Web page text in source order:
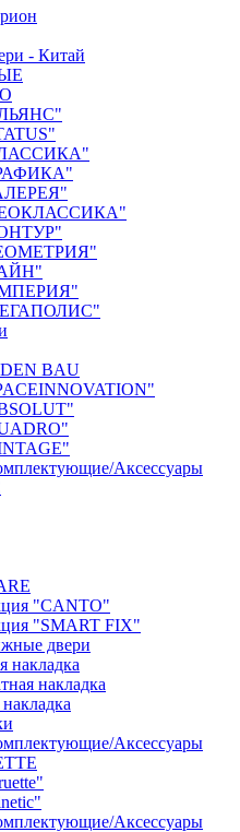
- Китай
BAU
Аксессуары
"CANTO"
"SMART FIX"
двери
накладка
накладка
Аксессуары
Аксессуары